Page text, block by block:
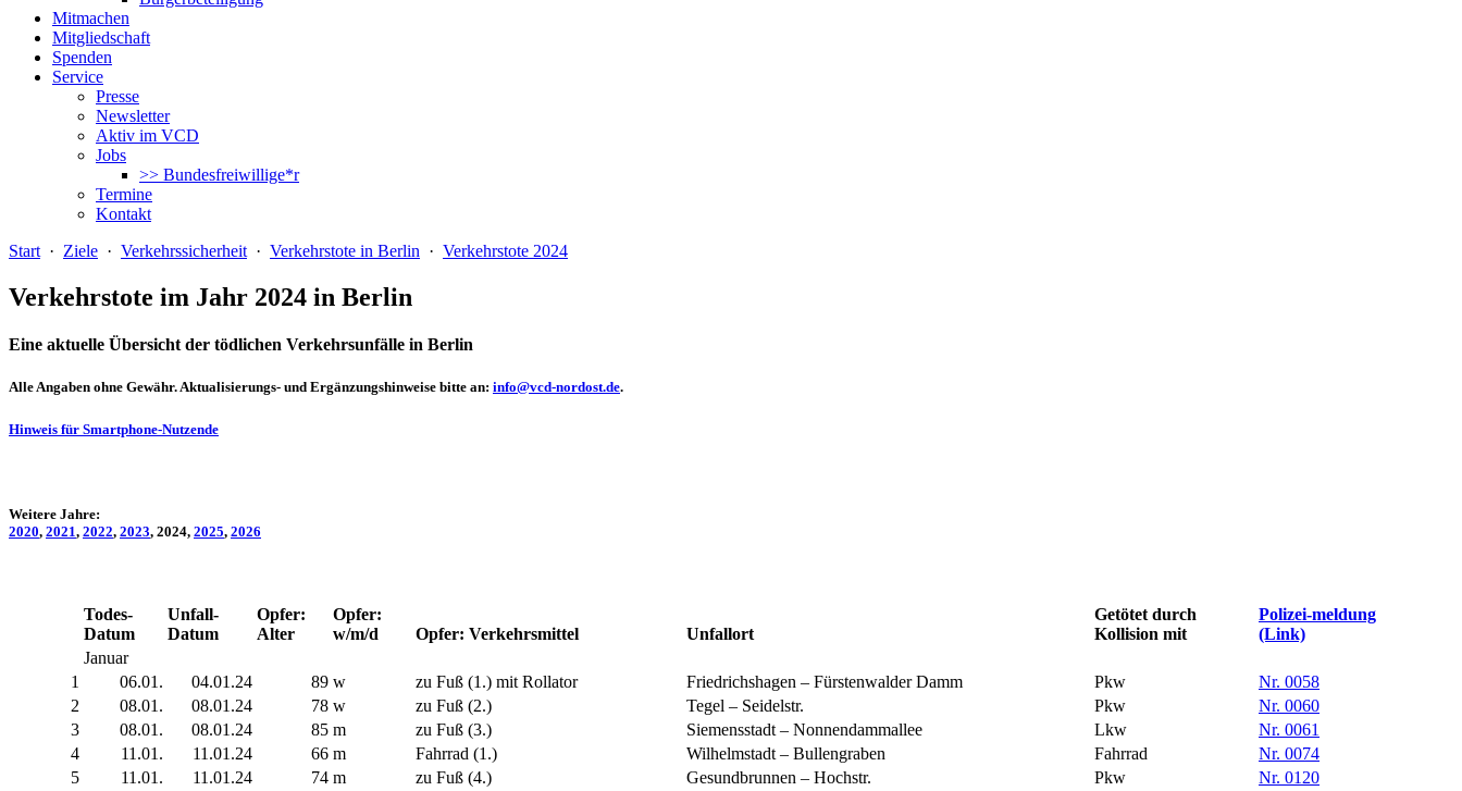
Mitmachen
Mitgliedschaft
Spenden
Service
Presse
Newsletter
Aktiv im VCD
Jobs
>> Bundesfreiwillige*r
Termine
Kontakt
Start · Ziele · Verkehrssicherheit · Verkehrstote in Berlin · Verkehrstote 2024
Verkehrstote im Jahr 2024 in Berlin
Eine aktuelle Übersicht der tödlichen Verkehrsunfälle in Berlin
Alle Angaben ohne Gewähr. Aktualisierungs- und Ergänzungshinweise bitte an: info@vcd-nordost.de.
Hinweis für Smartphone-Nutzende
Weitere Jahre:
2020, 2021, 2022, 2023, 2024, 2025, 2026
Todes-
Datum
Unfall-
Datum
Opfer:
Alter
Opfer:
w/m/d
Opfer: Verkehrsmittel Unfallort
Getötet durch
Kollision mit
Polizei-meldung
(Link)
Januar
1
06.01. 04.01.24 89 w zu Fuß (1.) mit Rollator Friedrichshagen – Fürstenwalder Damm Pkw
Nr. 0058
2
08.01. 08.01.24 78 w zu Fuß (2.) Tegel – Seidelstr. Pkw
Nr. 0060
3
08.01. 08.01.24 85 m zu Fuß (3.) Siemensstadt – Nonnendammallee Lkw
Nr. 0061
4
11.01. 11.01.24 66 m Fahrrad (1.) Wilhelmstadt – Bullengraben Fahrrad
Nr. 0074
5
11.01. 11.01.24 74 m zu Fuß (4.) Gesundbrunnen – Hochstr. Pkw
Nr. 0120